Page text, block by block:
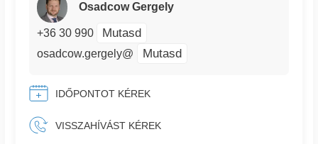
Osadcow Gergely
+36 30 990 Mutasd
osadcow.gergely@ Mutasd
IDŐPONTOT KÉREK
VISSZAHÍVÁST KÉREK